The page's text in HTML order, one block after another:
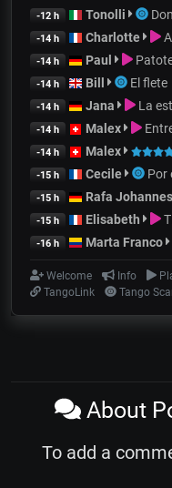
-12 h Tonolli
-14 h Charlotte
-14 h Paul
-14 h Bill El flete
-14 h Jana La
-14 h Malex
-14 h Malex
-15 h Cecile Por
-15 h Rafa Johannes
-15 h Elisabeth
-16 h Marta Franco
Welcome Info
TangoLink
Tango
About
To add a